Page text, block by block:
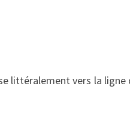
littéralement vers la ligne